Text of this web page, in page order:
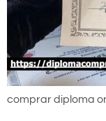
comprar diploma